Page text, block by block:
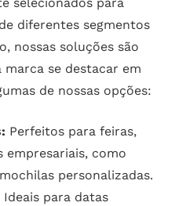
diferentes segmentos
nossas soluções são
se destacar em
de nossas opções:
Perfeitos para feiras,
empresariais, como
personalizadas.
Ideais para datas